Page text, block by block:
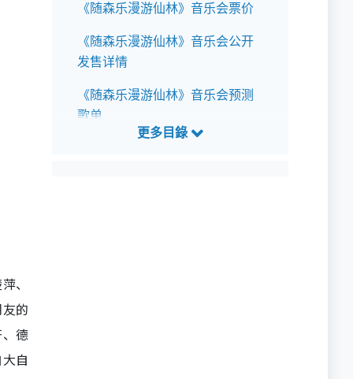
、
的
德
自
《随森乐漫游仙林》音乐会票价
《随森乐漫游仙林》音乐会公开
发售详情
《随森乐漫游仙林》音乐会预测
歌单